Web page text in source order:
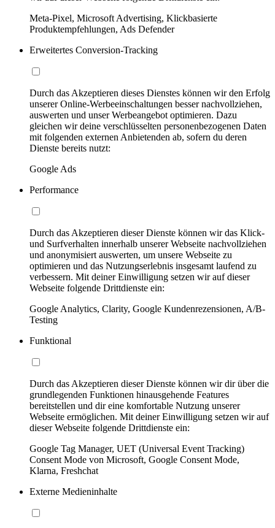
Meta-Pixel, Microsoft Advertising, Klickbasierte
Produktempfehlungen, Ads Defender
Erweitertes Conversion-Tracking
Durch das Akzeptieren dieses Dienstes können wir den Erfolg
unserer Online-Werbeeinschaltungen besser nachvollziehen,
auswerten und unser Werbeangebot optimieren. Dazu
gleichen wir deine verschlüsselten personenbezogenen Daten
mit folgenden externen Anbietenden ab, sofern du deren
Dienste bereits nutzt:
Google Ads
Performance
Durch das Akzeptieren dieser Dienste können wir das Klick-
und Surfverhalten innerhalb unserer Webseite nachvollziehen
und anonymisiert auswerten, um unsere Webseite zu
optimieren und das Nutzungserlebnis insgesamt laufend zu
verbessern. Mit deiner Einwilligung setzen wir auf dieser
Webseite folgende Drittdienste ein:
Google Analytics, Clarity, Google Kundenrezensionen, A/B-
Testing
Funktional
Durch das Akzeptieren dieser Dienste können wir dir über die
grundlegenden Funktionen hinausgehende Features
bereitstellen und dir eine komfortable Nutzung unserer
Webseite ermöglichen. Mit deiner Einwilligung setzen wir auf
dieser Webseite folgende Drittdienste ein:
Google Tag Manager, UET (Universal Event Tracking)
Consent Mode von Microsoft, Google Consent Mode,
Klarna, Freshchat
Externe Medieninhalte